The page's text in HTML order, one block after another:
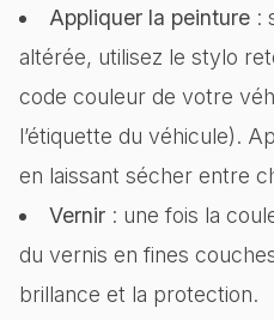
Appliquer la peinture:
altérée, utilisez le stylo
code couleur de votre
l’étiquette du véhicule).
en laissant sécher entre
Vernir: une fois la
du vernis en fines
brillance et la protection.